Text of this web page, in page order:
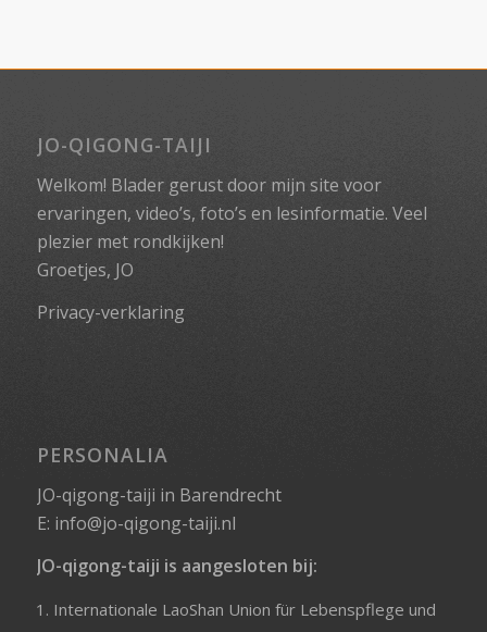
JO-QIGONG-TAIJI
Welkom! Blader gerust door mijn site voor
ervaringen, video’s, foto’s en lesinformatie. Veel
plezier met rondkijken!
Groetjes, JO
Privacy-verklaring
PERSONALIA
JO-qigong-taiji in Barendrecht
E: info@jo-qigong-taiji.nl
JO-qigong-taiji is aangesloten bij:
Internationale LaoShan Union für Lebenspflege und